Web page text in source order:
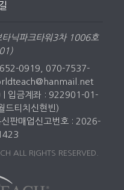
닉파크타워3차 1006호
0919, 070-7537-
입금계좌 : 922901-01-
드티치신현빈)
판매업신고번호 : 2026-
ALL RIGHTS RESERVED.